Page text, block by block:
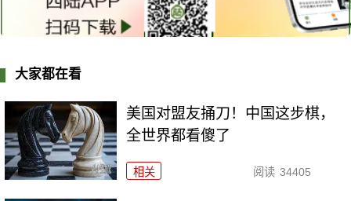
大家都在看
美国对盟友捅刀！中国这步棋，
全世界都看傻了
相关 阅读 34405